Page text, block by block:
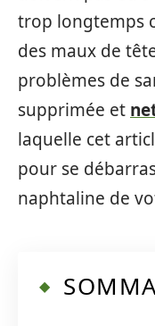
trop longtemps
des maux de
problèmes de
supprimée et
laquelle cet
pour se
naphtaline de